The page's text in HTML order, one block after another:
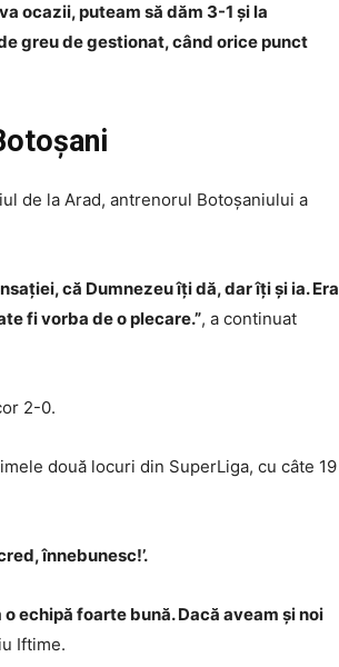
ocazii, puteam să dăm 3-1 și la
greu de gestionat, când orice punct
de la Arad, antrenorul Botoșaniului a
că Dumnezeu îți dă, dar îți și ia. Era
fi vorba de o plecare.”, a continuat
2-0.
două locuri din SuperLiga, cu câte 19
înnebunesc!’.
echipă foarte bună. Dacă aveam și noi
Iftime.